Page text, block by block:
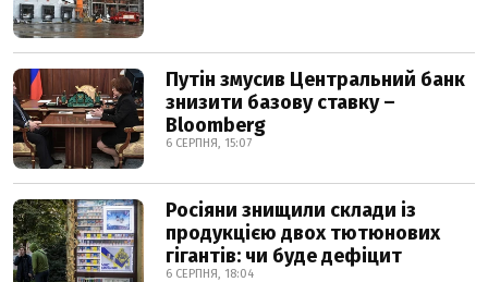
Путін змусив Центральний банк
знизити базову ставку –
Bloomberg
6 СЕРПНЯ, 15:07
Росіяни знищили склади із
продукцією двох тютюнових
гігантів: чи буде дефіцит
6 СЕРПНЯ, 18:04